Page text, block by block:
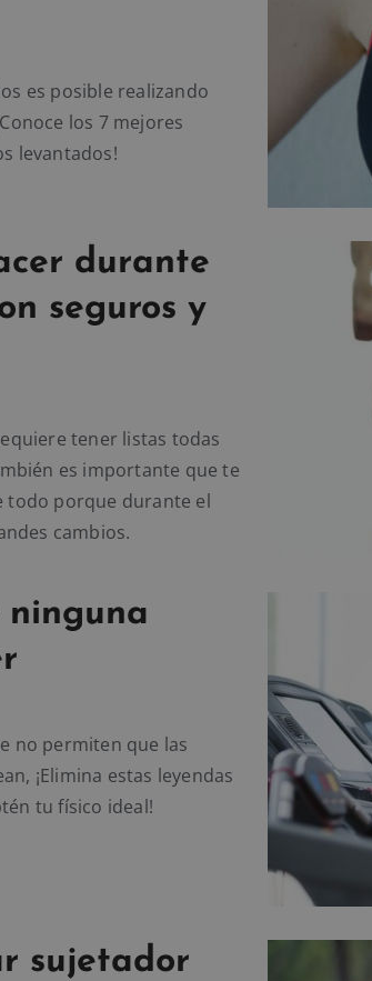
es posible realizando
los 7 mejores
levantados!
durante
seguros y
tener listas todas
es importante que te
todo porque durante el
cambios.
ninguna
no permiten que las
¡Elimina estas leyendas
tu físico ideal!
sujetador